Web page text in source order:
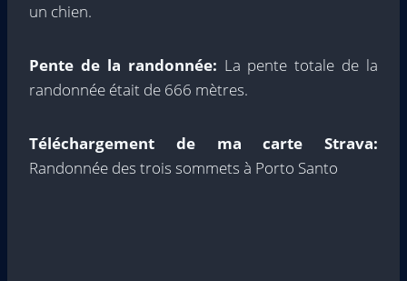
un chien.
Pente de la randonnée: La pente totale de la
randonnée était de 666 mètres.
Téléchargement de ma carte Strava:
Randonnée des trois sommets à Porto Santo